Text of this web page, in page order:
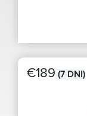
€189 (7 DNI)